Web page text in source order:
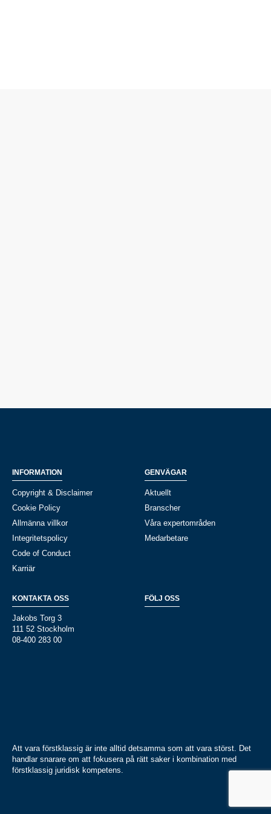
INFORMATION
Copyright & Disclaimer
Cookie Policy
Allmänna villkor
Integritetspolicy
Code of Conduct
Karriär
GENVÄGAR
Aktuellt
Branscher
Våra expertområden
Medarbetare
KONTAKTA OSS
Jakobs Torg 3
111 52 Stockholm
08-400 283 00
FÖLJ OSS
Att vara förstklassig är inte alltid detsamma som att vara störst. Det
handlar snarare om att fokusera på rätt saker i kombination med
förstklassig juridisk kompetens.